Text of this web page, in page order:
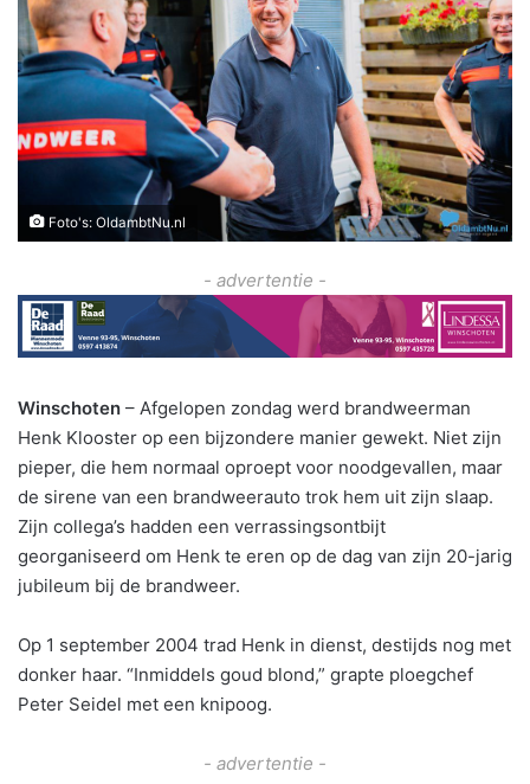
Foto's: OldambtNu.nl
- advertentie -
Winschoten – Afgelopen zondag werd brandweerman
Henk Klooster op een bijzondere manier gewekt. Niet zijn
pieper, die hem normaal oproept voor noodgevallen, maar
de sirene van een brandweerauto trok hem uit zijn slaap.
Zijn collega’s hadden een verrassingsontbijt
georganiseerd om Henk te eren op de dag van zijn 20-jarig
jubileum bij de brandweer.
Op 1 september 2004 trad Henk in dienst, destijds nog met
donker haar. “Inmiddels goud blond,” grapte ploegchef
Peter Seidel met een knipoog.
- advertentie -